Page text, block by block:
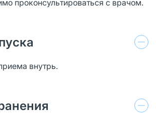
проконсультироваться с врачом.
внутрь.